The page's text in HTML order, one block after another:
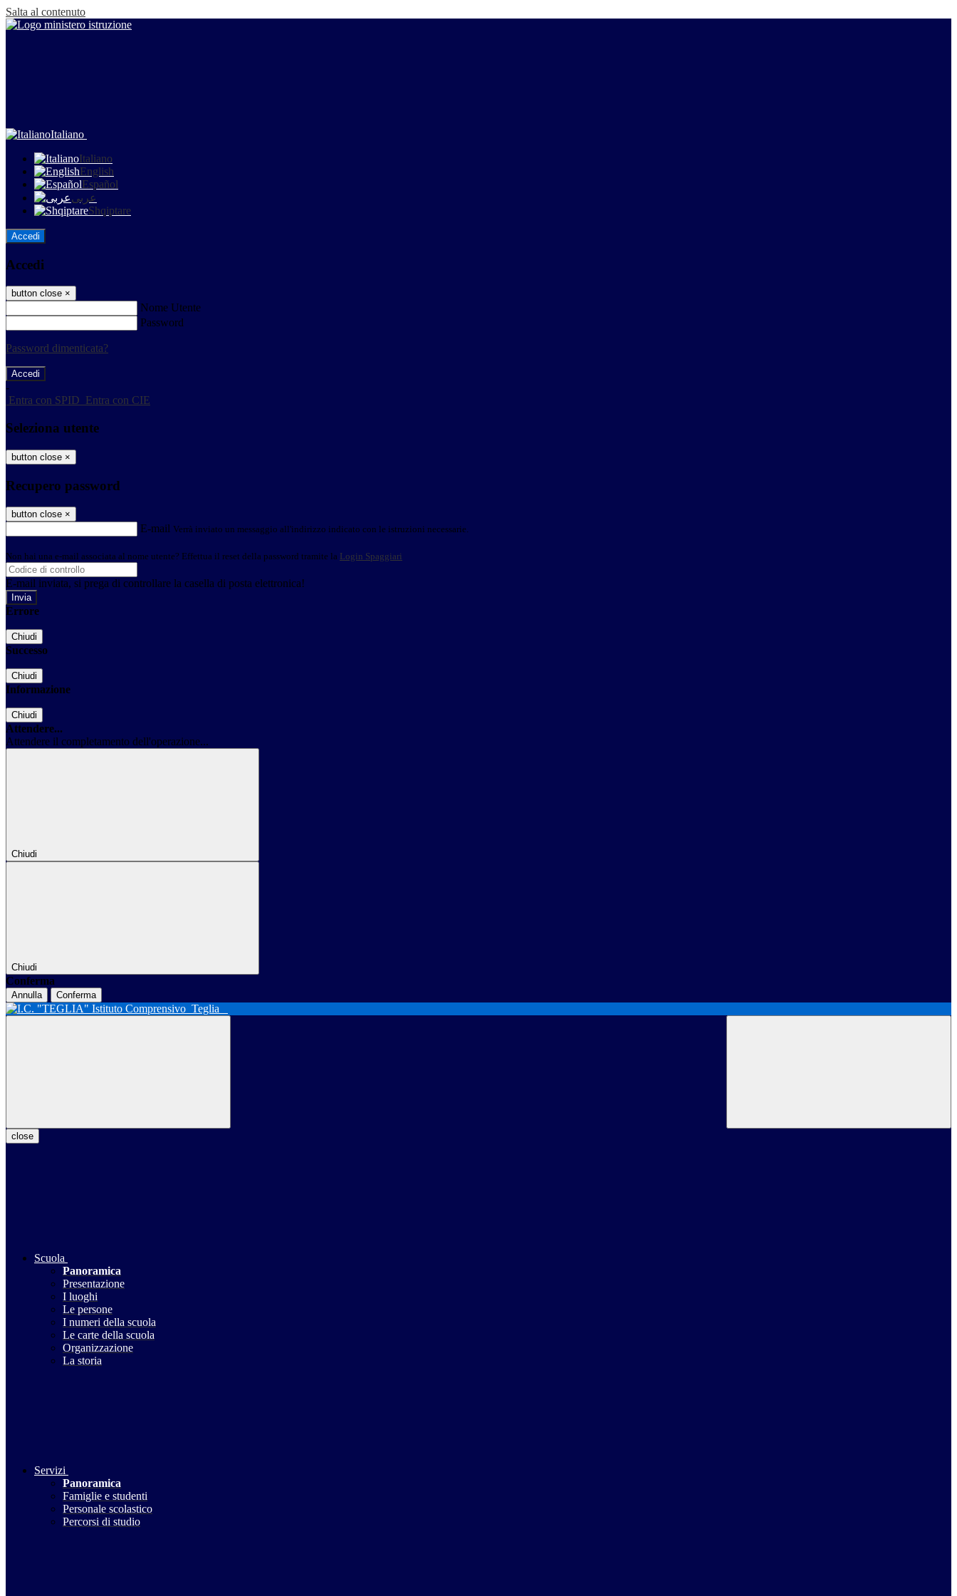
Salta al contenuto
Italiano
Italiano
English
Español
عربى
Shqiptare
Accedi
Accedi
button close ×
Nome Utente
Password
Password dimenticata?
-
Entra con SPID Entra con CIE
Seleziona utente
button close ×
Recupero password
button close ×
E-mail Verrà inviato un messaggio all'indirizzo indicato con le istruzioni necessarie.
Non hai una e-mail associata al nome utente? Effettua il reset della password tramite la Login Spaggiari
E-mail inviata, si prega di controllare la casella di posta elettronica!
Errore
Chiudi
Successo
Chiudi
Informazione
Chiudi
Attendere...
Attendere il completamento dell'operazione...
Chiudi
Chiudi
Conferma
Annulla Conferma
Istituto Comprensivo Teglia
close
Scuola
Panoramica
Presentazione
I luoghi
Le persone
I numeri della scuola
Le carte della scuola
Organizzazione
La storia
Servizi
Panoramica
Famiglie e studenti
Personale scolastico
Percorsi di studio